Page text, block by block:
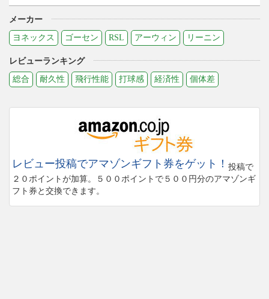
メーカー
ヨネックス
ゴーセン RSL アーウィン リーニン
レビューランキング
総合
耐久性 飛行性能 打球感 経済性 個体差
レビュー投稿でアマゾンギフト券をゲット！ 投稿で
２０ポイントが加算。５００ポイントで５００円分のアマゾンギ
フト券と交換できます。